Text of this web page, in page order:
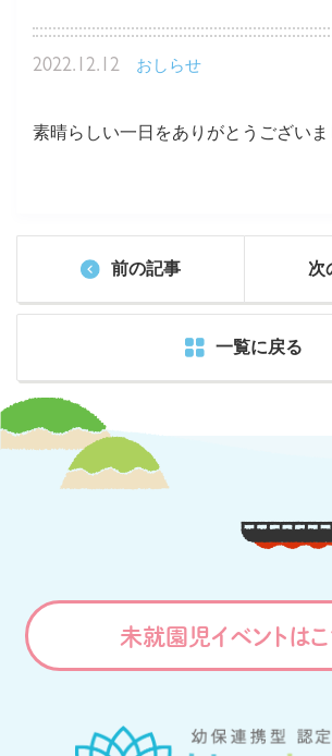
2022.12.12 おしらせ
素晴らしい一日をありがとうございま
前の記事
一覧に戻る
次
未就園児イベントは